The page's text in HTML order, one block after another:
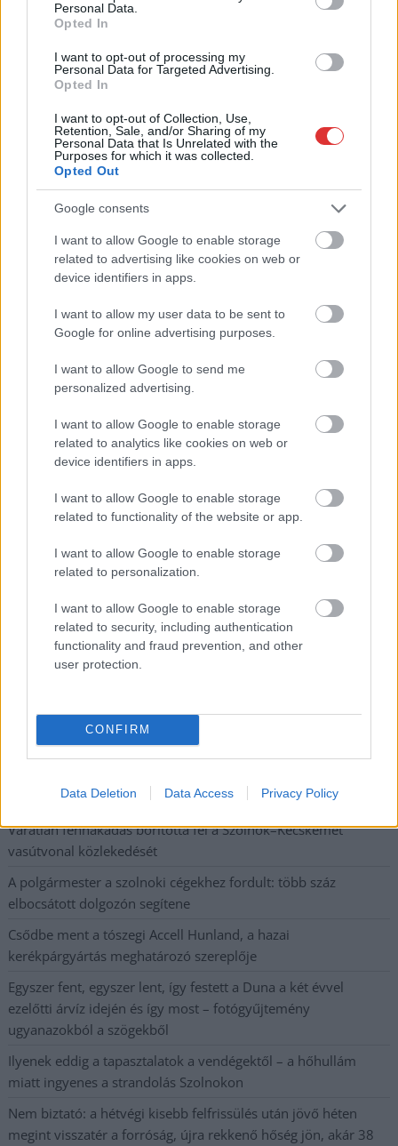
Personal Data.
Opted In
I want to opt-out of processing my
Personal Data for Targeted Advertising.
Opted In
I want to opt-out of Collection, Use,
Retention, Sale, and/or Sharing of my
Personal Data that Is Unrelated with the
Purposes for which it was collected.
Opted Out
Google consents
I want to allow Google to enable storage
related to advertising like cookies on web or
device identifiers in apps.
I want to allow my user data to be sent to
Google for online advertising purposes.
I want to allow Google to send me
personalized advertising.
I want to allow Google to enable storage
related to analytics like cookies on web or
device identifiers in apps.
I want to allow Google to enable storage
related to functionality of the website or app.
I want to allow Google to enable storage
related to personalization.
I want to allow Google to enable storage
related to security, including authentication
functionality and fraud prevention, and other
user protection.
CONFIRM
Data Deletion Data Access Privacy Policy
Hírlevél feliratkozás
Adja meg keresztnevét:
meg e-mail címét:
Megismertem és elfogadom aGDPR-szabályzatot
Nem szeretne lemaradni semmiről? Csak egy kattintás, és hírlevelünk a
postaládájába érkezik!
A SZOL24 legfrissebb 24 cikke
A Tisza kormány minisztere újabb nagy változásokról döntött
a közoktatásban – például az iskolaigazgatók visszakapják
munkáltatói jogaikat
Sok volt az igazolatlan hiányzás, Pócs János fizetéslevonást
kapott, más fideszesek még kevesebbet vittek haza
további üzemeltetését
állapotban levő buszmegálló mutatja, hogy Szolnok mennyire
élhető város
Pénteken újra csökken a benzin és a gázolaj ára is
Napokon belül megválasztja az új köztársasági elnököt az
Országgyűlés
Harmadfokú hőségriasztás az országban: Szolnokon klímát
javítottak, helikoptereket is bevetettek a tüzeknél
számoltak be a szolnoki börtönből
Váratlan fennakadás borította fel a Szolnok–Kecskemét
vasútvonal közlekedését
A polgármester a szolnoki cégekhez fordult: több száz
elbocsátott dolgozón segítene
Csődbe ment a tószegi Accell Hunland, a hazai
kerékpárgyártás meghatározó szereplője
Egyszer fent, egyszer lent, így festett a Duna a két évvel
ezelőtti árvíz idején és így most – fotógyűjtemény
ugyanazokból a szögekből
Ilyenek eddig a tapasztalatok a vendégektől – a hőhullám
miatt ingyenes a strandolás Szolnokon
Nem biztató: a hétvégi kisebb felfrissülés után jövő héten
megint visszatér a forróság, újra rekkenő hőség jön, akár 38